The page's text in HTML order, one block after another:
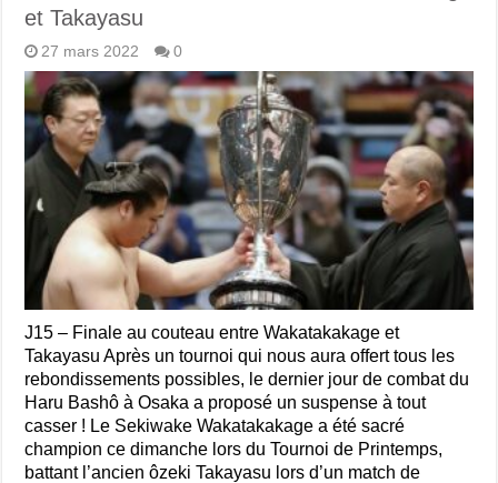
et Takayasu
27 mars 2022 0
J15 – Finale au couteau entre Wakatakakage et
Takayasu Après un tournoi qui nous aura offert tous les
rebondissements possibles, le dernier jour de combat du
Haru Bashô à Osaka a proposé un suspense à tout
casser ! Le Sekiwake Wakatakakage a été sacré
champion ce dimanche lors du Tournoi de Printemps,
battant l’ancien ôzeki Takayasu lors d’un match de